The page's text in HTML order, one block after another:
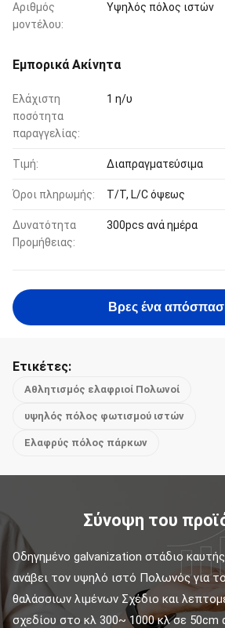
Αριθμός
μοντέλου:
Υψηλός πόλος ιστών
Εμπορικά Ακίνητα
Ελάχιστη
ποσότητα
παραγγελίας:
1 η/υ
Τιμή: Διαπραγματεύσιμα
Όροι πληρωμής: T/T, L/C όψεως
Δυνατότητα
Προμήθειας:
300pcs ανά ημέρα
Βρες ένα
Ετικέτες:
Αθλητισμός ελαφριοί Πολωνοί
υψηλός πόλος φωτισμού ιστών
Ελαφρύς πόλος πάρκων
Σύνοψη του
Οδηγημένο galvanization στάδιο
ανάβει τον υψηλό ιστό Πολωνός για
θαλάσσιων λιμένων Σχέδιο και
σχεδίου στο κλ 300~ 1000 κλ σε